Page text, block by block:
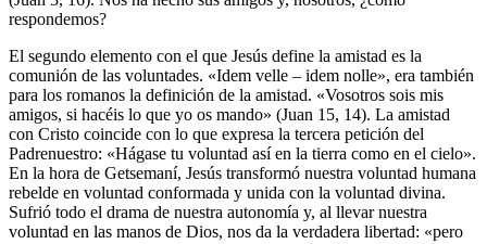
respondemos?
El segundo elemento con el que Jesús define la amistad es la
comunión de las voluntades. «Idem velle – idem nolle», era también
para los romanos la definición de la amistad. «Vosotros sois mis
amigos, si hacéis lo que yo os mando» (Juan 15, 14). La amistad
con Cristo coincide con lo que expresa la tercera petición del
Padrenuestro: «Hágase tu voluntad así en la tierra como en el cielo».
En la hora de Getsemaní, Jesús transformó nuestra voluntad humana
rebelde en voluntad conformada y unida con la voluntad divina.
Sufrió todo el drama de nuestra autonomía y, al llevar nuestra
voluntad en las manos de Dios, nos da la verdadera libertad: «pero